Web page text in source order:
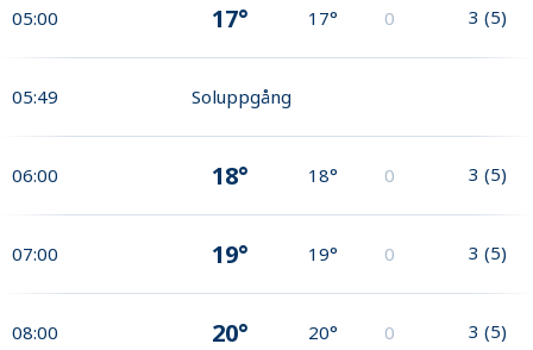
05:00 17° 17° 0 3 (5)
05:49 Soluppgång
06:00 18° 18° 0 3 (5)
07:00 19° 19° 0 3 (5)
08:00 20° 20° 0 3 (5)